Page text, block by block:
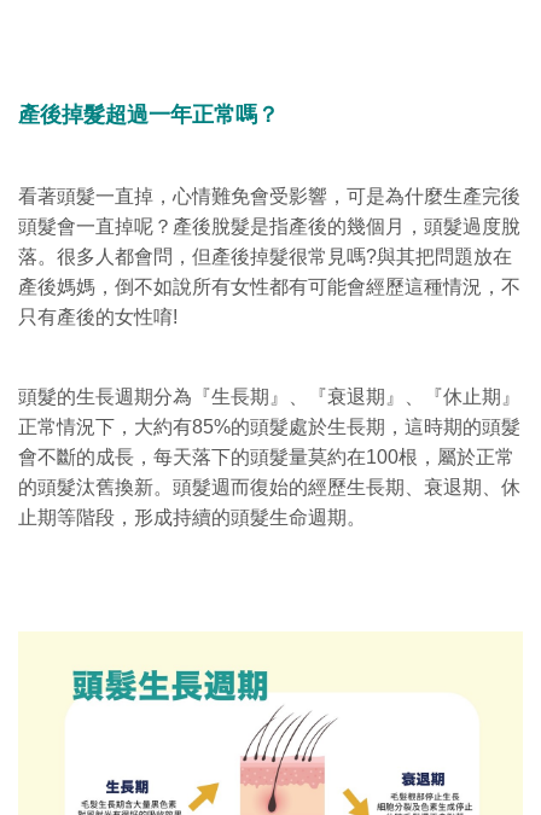
產後掉髮超過一年正常嗎？
看著頭髮一直掉，心情難免會受影響，可是為什麼生產完後
頭髮會一直掉呢？產後脫髮是指產後的幾個月，頭髮過度脫
落。很多人都會問，但產後掉髮很常見嗎?與其把問題放在
產後媽媽，倒不如說所有女性都有可能會經歷這種情況，不
只有產後的女性唷!
頭髮的生長週期分為『生長期』、『衰退期』、『休止期』
正常情況下，大約有85%的頭髮處於生長期，這時期的頭髮
會不斷的成長，每天落下的頭髮量莫約在100根，屬於正常
的頭髮汰舊換新。頭髮週而復始的經歷生長期、衰退期、休
止期等階段，形成持續的頭髮生命週期。